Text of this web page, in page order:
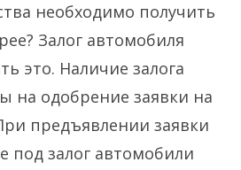
необходимо получить
Залог автомобиля
это. Наличие залога
на одобрение заявки на
предъявлении заявки
под залог автомобили